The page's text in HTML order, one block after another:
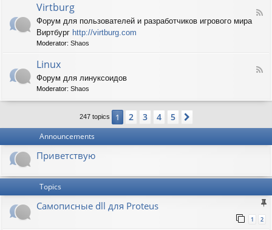
o
i
W
e
h
F
b
g
Virtburg
Форум для пользователей и разработчиков игрового мира
Виртбург http://virtburg.com
Moderator: Shaos
F
i
u
Linux
Форум для линуксоидов
Moderator: Shaos
247 topics 1 2 3 4 5
Announcements
Приветствую
Topics
Самописные dll для Proteus
1 2